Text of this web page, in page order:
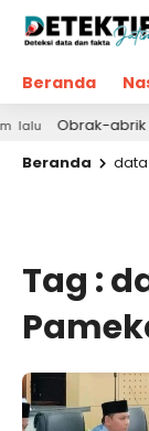
Beranda
Obrak-abrik
Beranda
data
Tag :